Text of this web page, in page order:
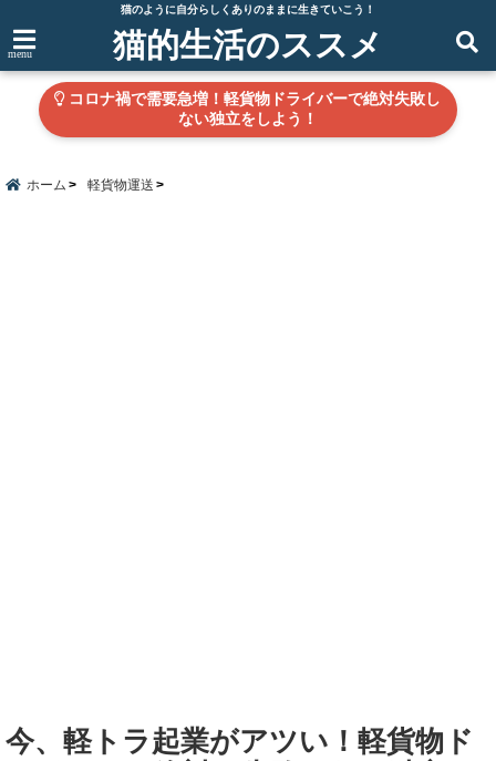
猫のように自分らしくありのままに生きていこう！
menu 猫的生活のススメ
コロナ禍で需要急増！軽貨物ドライバーで絶対失敗し
ない独立をしよう！
ホーム 軽貨物運送
今、軽トラ起業がアツい！軽貨物ド